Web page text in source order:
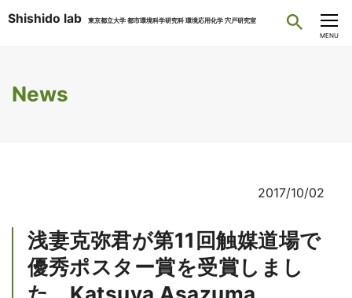
CLOSE
MENU
News
2017/10/02
浅妻克弥君が第11回触媒道場で
優秀ポスター賞を受賞しまし
Shishido lab 東京都立大学 都市環境科学研究科 環境応用化学 宍戸研究室